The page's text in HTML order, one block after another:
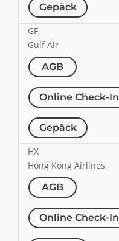
Gepäck
GF
Gulf Air
AGB
Online Check-In
Gepäck
HX
Hong Kong Airlines
AGB
Online Check-In